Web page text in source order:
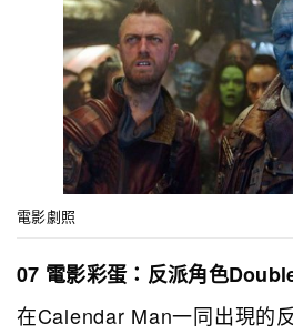
電影劇照
07 電影彩蛋：反派角色
在Calendar Man一同出現的